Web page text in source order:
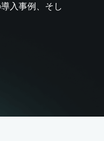
入事例、そし